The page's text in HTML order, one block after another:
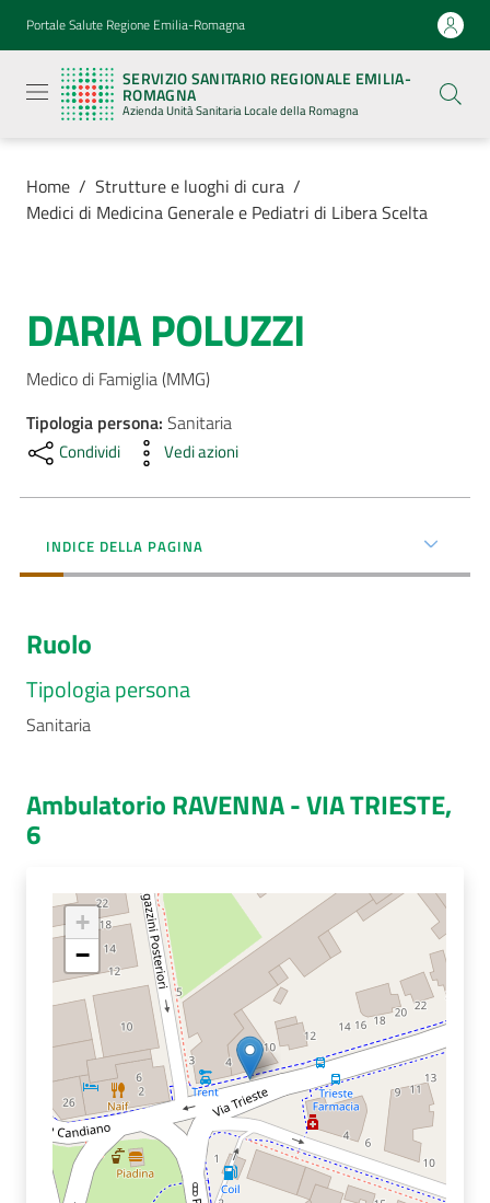
Vai al contenuto
Vai alla navigazione
Vai al footer
Portale Salute Regione Emilia-Romagna
SERVIZIO SANITARIO REGIONALE EMILIA-
ROMAGNA
Azienda Unità Sanitaria Locale della Romagna
Sanitario
Regionale
Emilia-
Romagna
Azienda
Sanitaria
Locale della
Romagna
Luoghi
di
Menu selezionato
Comunica
Carta
Dedicato
Bandi
Concorsi
Seguici
Home / Strutture e luoghi di cura /
Medici di Medicina Generale e Pediatri di Libera Scelta
Salta al contenuto
DARIA POLUZZI
Medico di Famiglia (MMG)
Tipologia persona: Sanitaria
Condividi Vedi azioni
INDICE DELLA PAGINA
Ruolo
Tipologia persona
Sanitaria
Ambulatorio RAVENNA - VIA TRIESTE,
6
+
−